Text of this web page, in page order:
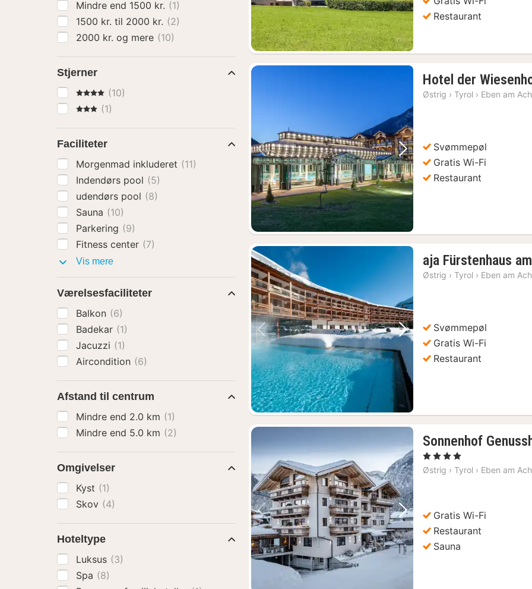
Restaurant
Forrige billede Næste billede
Hotel der
Østrig › Tyrol › Eben am
Svømmepøl
Gratis Wi-Fi
Restaurant
Forrige billede Næste billede
aja Fürstenhaus
Østrig › Tyrol › Eben am
Svømmepøl
Gratis Wi-Fi
Restaurant
Forrige billede Næste billede
Sonnenhof
, 4 Stjerner
Østrig › Tyrol › Eben am
Gratis Wi-Fi
Restaurant
Sauna
Mindre end 1500 kr. (1)
1500 kr. til 2000 kr. (2)
2000 kr. og mere (10)
Stjerner
4 Stjerner
(10)
3 Stjerner
(1)
Faciliteter
Morgenmad inkluderet (11)
Indendørs pool (5)
udendørs pool (8)
Sauna (10)
Parkering (9)
Fitness center (7)
Vis mereFaciliteter
Værelsesfaciliteter
Balkon (6)
Badekar (1)
Jacuzzi (1)
Aircondition (6)
Afstand til centrum
Mindre end 2.0 km (1)
Mindre end 5.0 km (2)
Omgivelser
Kyst (1)
Skov (4)
Hoteltype
Luksus (3)
Spa (8)